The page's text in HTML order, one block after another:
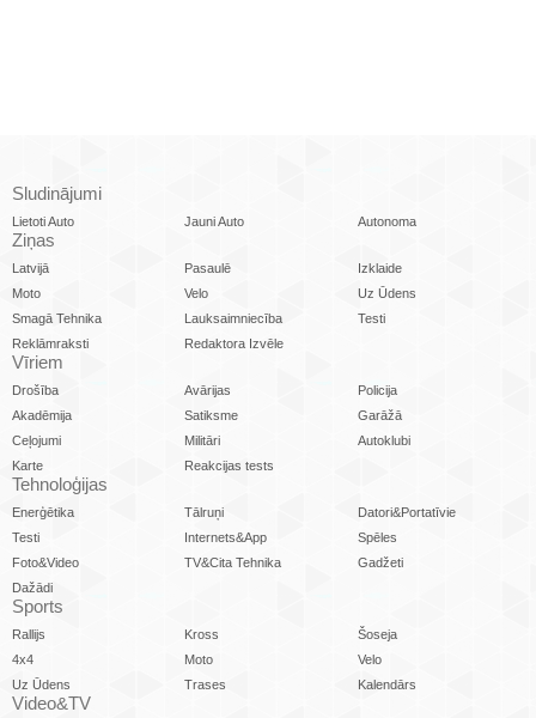
Sludinājumi
Lietoti Auto Jauni Auto Autonoma
Ziņas
Latvijā Pasaulē
Izklaide
Moto
Velo
Uz Ūdens
Smagā Tehnika
Lauksaimniecība
Testi
Reklāmraksti
Redaktora Izvēle
Vīriem
Drošība Avārijas
Policija
Akadēmija
Satiksme
Garāžā
Ceļojumi
Militāri
Autoklubi
Karte
Reakcijas tests
Tehnoloģijas
Enerģētika Tālruņi
Datori&Portatīvie
Testi
Internets&App
Spēles
Foto&Video
TV&Cita Tehnika
Gadžeti
Dažādi
Sports
Rallijs Kross
Šoseja
4x4
Moto
Velo
Uz Ūdens
Trases Kalendārs
Video&TV